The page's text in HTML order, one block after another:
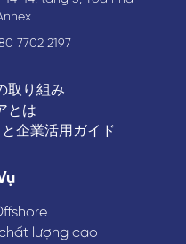
7702 2197
取り組み
とは
企業活用ガイド
lượng cao